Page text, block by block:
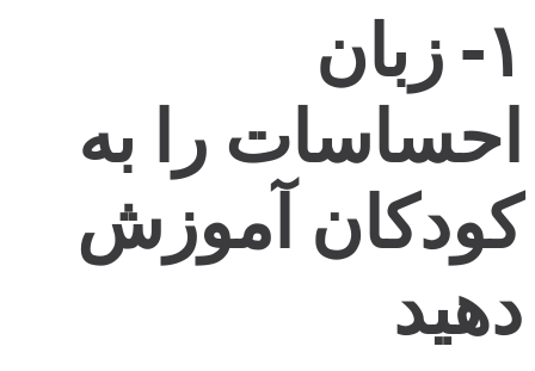
۱- زبان
احساسات را به
کودکان آموزش
دهید